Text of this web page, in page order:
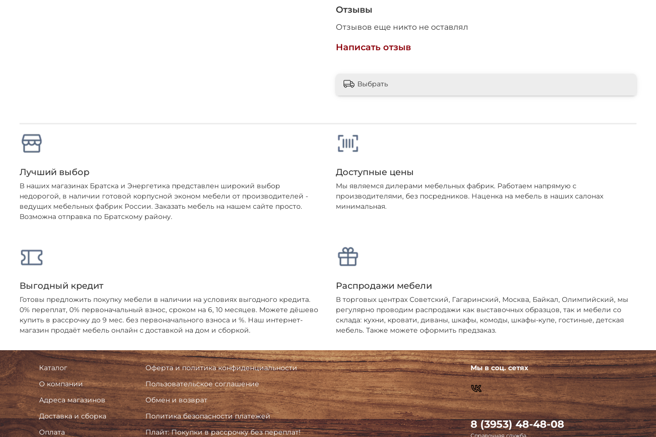
впитывать влагу, быть устойчивой
к истиранию, выдерживать
большие механические нагрузки.
Отзывы
Отзывов еще никто не оставлял
Написать отзыв
Выбрать
Лучший выбор
В наших магазинах Братска и Энергетика представлен широкий выбор
недорогой, в наличии готовой корпусной эконом мебели от производителей -
ведущих мебельных фабрик России. Заказать мебель на нашем сайте просто.
Возможна отправка по Братскому району.
Доступные цены
Мы являемся дилерами мебельных фабрик. Работаем напрямую с
производителями, без посредников. Наценка на мебель в наших салонах
минимальная.
Выгодный кредит
Готовы предложить покупку мебели в наличии на условиях выгодного кредита.
0% переплат, 0% первоначальный взнос, сроком на 6, 10 месяцев. Можете дёшево
купить в рассрочку до 9 мес. без первоначального взноса и %. Наш интернет-
магазин продаёт мебель онлайн с доставкой на дом и сборкой.
Распродажи мебели
В торговых центрах Советский, Гагаринский, Москва, Байкал, Олимпийский, мы
регулярно проводим распродажи как выставочных образцов, так и мебели со
склада: кухни, кровати, диваны, шкафы, комоды, шкафы-купе, гостиные, детская
мебель. Также можете оформить предзаказ.
Каталог
О компании
Адреса магазинов
Доставка и сборка
Оплата
Оферта и политика конфиденциальности
Пользовательское соглашение
Обмен и возврат
Политика безопасности платежей
Плайт: Покупки в рассрочку без переплат!
Мы в соц. сетях
8 (3953) 48-48-08